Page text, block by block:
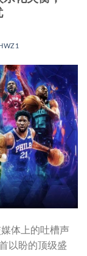
体上的吐槽声
以盼的顶级盛